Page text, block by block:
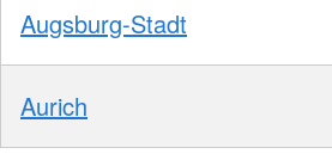
Augsburg-Stadt
Aurich